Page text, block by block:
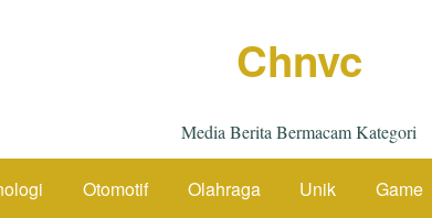
Chnvc
Media Berita Bermacam Kategori
Otomotif Olahraga Unik Game